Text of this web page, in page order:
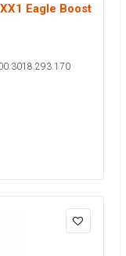
Eagle Boost